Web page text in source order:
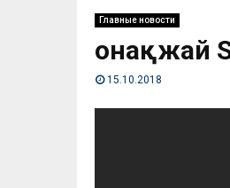
Главные новости
Қонақжай
15.10.2018